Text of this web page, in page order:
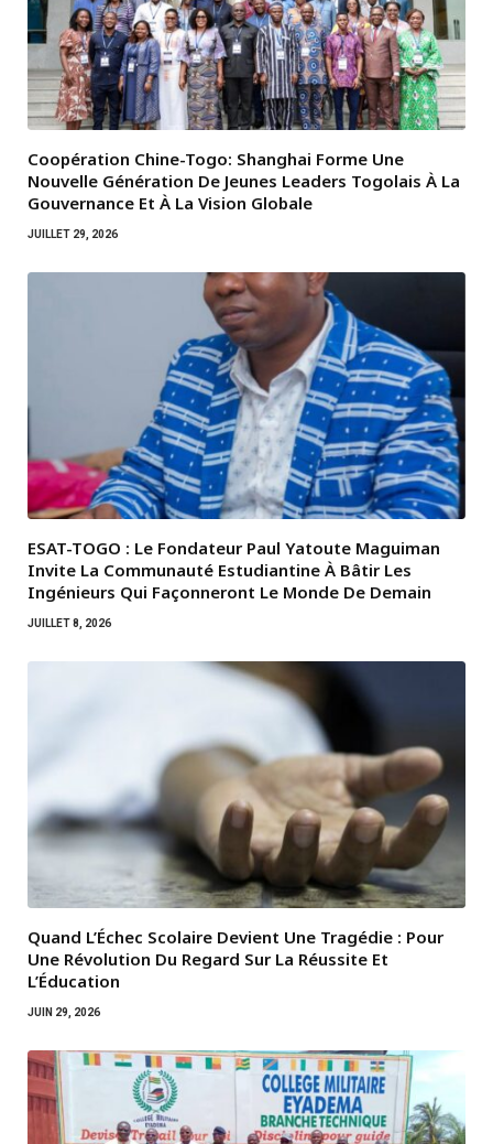
Coopération Chine-Togo: Shanghai Forme Une
Nouvelle Génération De Jeunes Leaders Togolais À La
Gouvernance Et À La Vision Globale
JUILLET 29, 2026
ESAT-TOGO : Le Fondateur Paul Yatoute Maguiman
Invite La Communauté Estudiantine À Bâtir Les
Ingénieurs Qui Façonneront Le Monde De Demain
JUILLET 8, 2026
Quand L’Échec Scolaire Devient Une Tragédie : Pour
Une Révolution Du Regard Sur La Réussite Et
L’Éducation
JUIN 29, 2026